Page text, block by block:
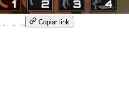
Copiar link